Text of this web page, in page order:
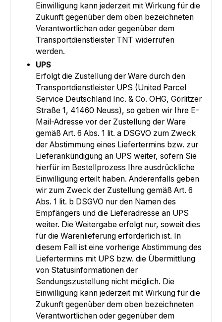
Einwilligung kann jederzeit mit Wirkung für die
Zukunft gegenüber dem oben bezeichneten
Verantwortlichen oder gegenüber dem
Transportdienstleister TNT widerrufen
werden.
UPS
Erfolgt die Zustellung der Ware durch den
Transportdienstleister UPS (United Parcel
Service Deutschland Inc. & Co. OHG, Görlitzer
Straße 1, 41460 Neuss), so geben wir Ihre E-
Mail-Adresse vor der Zustellung der Ware
gemäß Art. 6 Abs. 1 lit. a DSGVO zum Zweck
der Abstimmung eines Liefertermins bzw. zur
Lieferankündigung an UPS weiter, sofern Sie
hierfür im Bestellprozess Ihre ausdrückliche
Einwilligung erteilt haben. Anderenfalls geben
wir zum Zweck der Zustellung gemäß Art. 6
Abs. 1 lit. b DSGVO nur den Namen des
Empfängers und die Lieferadresse an UPS
weiter. Die Weitergabe erfolgt nur, soweit dies
für die Warenlieferung erforderlich ist. In
diesem Fall ist eine vorherige Abstimmung des
Liefertermins mit UPS bzw. die Übermittlung
von Statusinformationen der
Sendungszustellung nicht möglich. Die
Einwilligung kann jederzeit mit Wirkung für die
Zukunft gegenüber dem oben bezeichneten
Verantwortlichen oder gegenüber dem